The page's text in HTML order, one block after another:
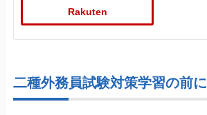
Rakuten
二種外務員試験対策学習の前に